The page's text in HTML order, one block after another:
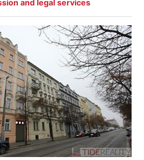
and legal services